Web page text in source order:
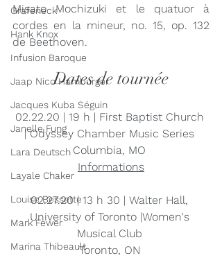
Grafeneck
Hank Knox
Infusion Baroque
Jaap Nico Hamburger
Jacques Kuba Séguin
Janelle Fung
Lara Deutsch
Layale Chaker
Louise Bessette
Mark Fewer
Marina Thibeault
Misato Mochizuki et le quatuor à
cordes en la mineur, no. 15, op. 132
de Beethoven.
Dates de tournée
02.22.20 | 19 h | First Baptist Church
| Odyssey Chamber Music Series
Columbia, MO
Informations
02.27.20 | 13 h 30 | Walter Hall,
University of Toronto |Women's
Musical Club
Toronto, ON